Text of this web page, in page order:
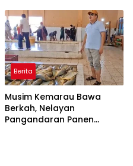
Berita
Musim Kemarau Bawa
Berkah, Nelayan
Pangandaran Panen